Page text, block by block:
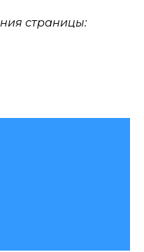
страницы: